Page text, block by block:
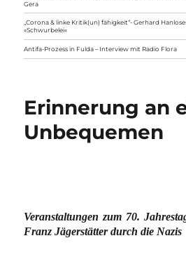
Gera
„Corona & linke Kritik(un) fähigkeit“- Gerhard
»Schwurbelei«
Antifa-Prozess in Fulda – Interview mit Radio Flora
Erinnerung an
Unbequemen
Veranstaltungen zum 70.
Franz Jägerstätter durch die Nazis